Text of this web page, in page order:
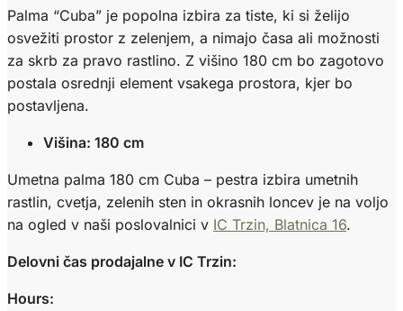
Palma “Cuba” je popolna izbira za tiste, ki si želijo
osvežiti prostor z zelenjem, a nimajo časa ali možnosti
za skrb za pravo rastlino. Z višino 180 cm bo zagotovo
postala osrednji element vsakega prostora, kjer bo
postavljena.
Višina: 180 cm
Umetna palma 180 cm Cuba – pestra izbira umetnih
rastlin, cvetja, zelenih sten in okrasnih loncev je na voljo
na ogled v naši poslovalnici v IC Trzin, Blatnica 16.
Delovni čas prodajalne v IC Trzin:
Hours: